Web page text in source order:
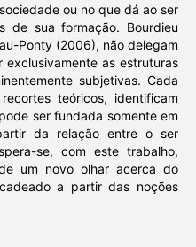
ou no que dá ao ser
de sua formação. Bourdieu
Ponty (2006), não delegam
as estruturas
subjetivas. Cada
teóricos, identificam
ser fundada somente em
da relação entre o ser
se, com este trabalho,
um novo olhar acerca do
a partir das noções